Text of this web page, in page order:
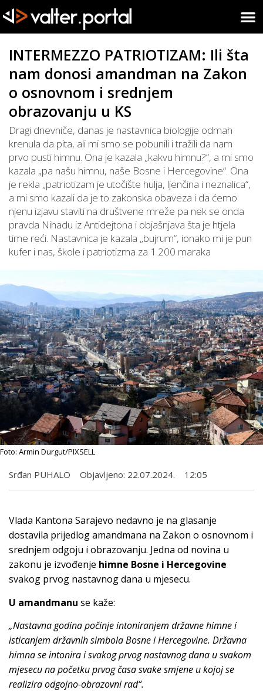
INTERMEZZO PATRIOTIZAM: Ili šta
nam donosi amandman na Zakon
o osnovnom i srednjem
obrazovanju u KS
Dragi dnevniče, danas je nastavnica biologije odmah
krenula da pita, ali mi smo se pobunili i tražili da nam
prvo pusti himnu. Ona je kazala „kakvu himnu?“, a mi smo
kazala „pa našu himnu, naše Bosne i Hercegovine“. Ona
je rekla „patriotizam je utočište hulja, ljenčina i neznalica“,
a mi smo kazali da je to zakonska obaveza i da ćemo
njenu izjavu staviti na društvene mreže pa nek se onda
pravda Nihadu iz Antidejtona i objašnjava šta je htjela
time reći. Nastavnica je kazala „bujrum“, ionako mi je pun
kufer i nas, škole i patriotizma za 1.200 maraka
Foto: Armin Durgut/PIXSELL
Srđan PUHALO Objavljeno: 22.07.2024. 12:05
Vlada Kantona Sarajevo nedavno je na glasanje
dostavila prijedlog amandmana na Zakon o osnovnom i
srednjem odgoju i obrazovanju. Jedna od novina u
zakonu je izvođenje himne Bosne i Hercegovine
svakog prvog nastavnog dana u mjesecu.
U amandmanu se kaže:
„Nastavna godina počinje intoniranjem državne himne i
isticanjem državnih simbola Bosne i Hercegovine. Državna
himna se intonira i svakog prvog nastavnog dana u svakom
mjesecu na početku prvog časa svake smjene u kojoj se
realizira odgojno-obrazovni rad“.